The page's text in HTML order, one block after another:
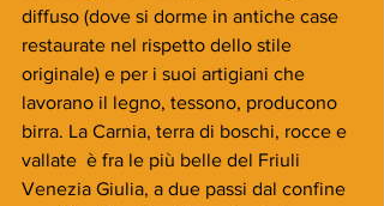
diffuso (dove si dorme in antiche case
restaurate nel rispetto dello stile
originale) e per i suoi artigiani che
lavorano il legno, tessono, producono
birra. La Carnia, terra di boschi, rocce e
vallate  è fra le più belle del Friuli
Venezia Giulia, a due passi dal confine